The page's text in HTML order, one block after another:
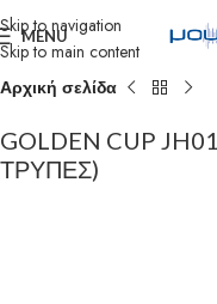
Skip to navigation
Skip to main content
MENU
Αρχική σελίδα
GOLDEN CUP
ΤΡΥΠΕΣ)